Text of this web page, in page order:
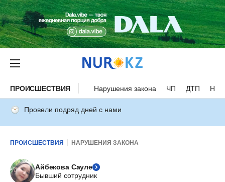
ПРОИСШЕСТВИЯ Нарушения закона ЧП ДТП
Провели подряд дней с нами
ПРОИСШЕСТВИЯ НАРУШЕНИЯ ЗАКОНА
Айбекова Сауле
Бывший сотрудник